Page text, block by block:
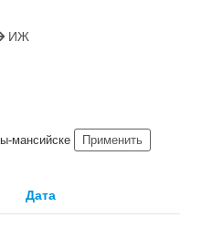
ИЖ
мансийске Применить
Дата